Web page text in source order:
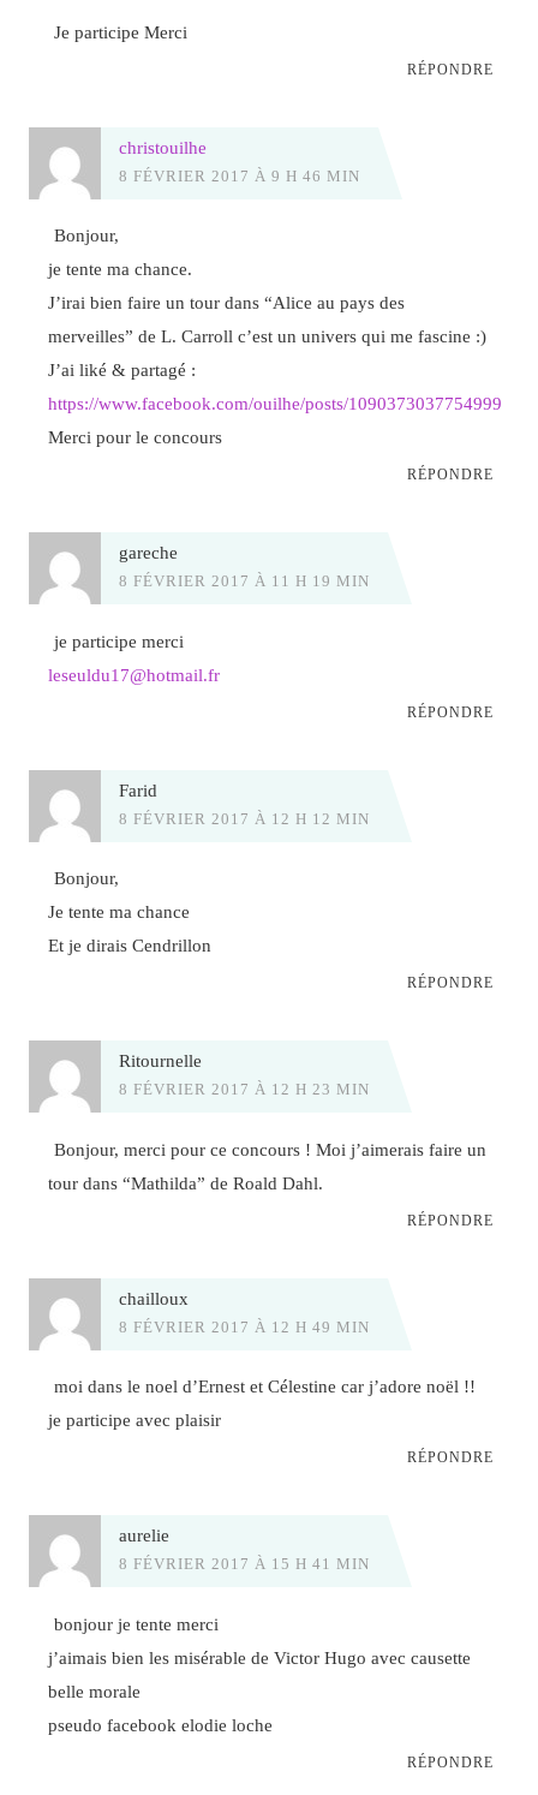
Je participe Merci
RÉPONDRE
christouilhe
8 FÉVRIER 2017 À 9 H 46 MIN
Bonjour,
je tente ma chance.
J’irai bien faire un tour dans “Alice au pays des
merveilles” de L. Carroll c’est un univers qui me fascine :)
J’ai liké & partagé :
https://www.facebook.com/ouilhe/posts/1090373037754999
Merci pour le concours
RÉPONDRE
gareche
8 FÉVRIER 2017 À 11 H 19 MIN
je participe merci
leseuldu17@hotmail.fr
RÉPONDRE
Farid
8 FÉVRIER 2017 À 12 H 12 MIN
Bonjour,
Je tente ma chance
Et je dirais Cendrillon
RÉPONDRE
Ritournelle
8 FÉVRIER 2017 À 12 H 23 MIN
Bonjour, merci pour ce concours ! Moi j’aimerais faire un
tour dans “Mathilda” de Roald Dahl.
RÉPONDRE
chailloux
8 FÉVRIER 2017 À 12 H 49 MIN
moi dans le noel d’Ernest et Célestine car j’adore noël !!
je participe avec plaisir
RÉPONDRE
aurelie
8 FÉVRIER 2017 À 15 H 41 MIN
bonjour je tente merci
j’aimais bien les misérable de Victor Hugo avec causette
belle morale
pseudo facebook elodie loche
RÉPONDRE